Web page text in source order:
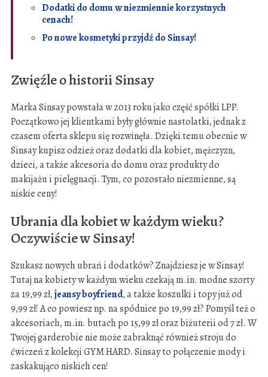
Dodatki do domu w niezmiennie korzystnych
cenach!
Po nowe kosmetyki przyjdź do Sinsay!
Zwięźle o historii Sinsay
Marka Sinsay powstała w 2013 roku jako część spółki LPP.
Początkowo jej klientkami były głównie nastolatki, jednak z
czasem oferta sklepu się rozwinęła. Dzięki temu obecnie w
Sinsay kupisz odzież oraz dodatki dla kobiet, mężczyzn,
dzieci, a także akcesoria do domu oraz produkty do
makijażu i pielęgnacji. Tym, co pozostało niezmienne, są
niskie ceny!
Ubrania dla kobiet w każdym wieku?
Oczywiście w Sinsay!
Szukasz nowych ubrań i dodatków? Znajdziesz je w Sinsay!
Tutaj na kobiety w każdym wieku czekają m.in. modne szorty
za 19,99 zł,jeansy boyfriend, a także koszulki i topy już od
9,99 zł! A co powiesz np. na spódnice po 19,99 zł? Pomyśl też o
akcesoriach, m.in. butach po 15,99 zł oraz biżuterii od 7 zł. W
Twojej garderobie nie może zabraknąć również stroju do
ćwiczeń z kolekcji GYM HARD. Sinsay to połączenie mody i
zaskakująco niskich cen!